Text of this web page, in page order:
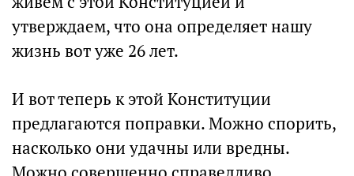
утверждаем, что она определяет нашу
жизнь вот уже 26 лет.
И вот теперь к этой Конституции
предлагаются поправки. Можно спорить,
насколько они удачны или вредны.